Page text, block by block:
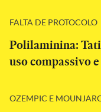
FALTA DE PROTOCOLO
Polilaminina:
uso compassivo
OZEMPIC E